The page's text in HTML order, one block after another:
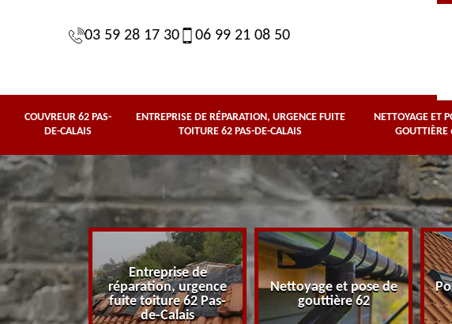
03 59 28 17 30 06 99 21 08 50
COUVREUR 62 PAS-
DE-CALAIS
ENTREPRISE DE RÉPARATION, URGENCE FUITE
TOITURE 62 PAS-DE-CALAIS
NETTOYAGE ET
GOUTTIÈRE
Pas-de-
Entreprise de
réparation, urgence
fuite toiture 62 Pas-
de-Calais
Nettoyage et pose de
gouttière 62